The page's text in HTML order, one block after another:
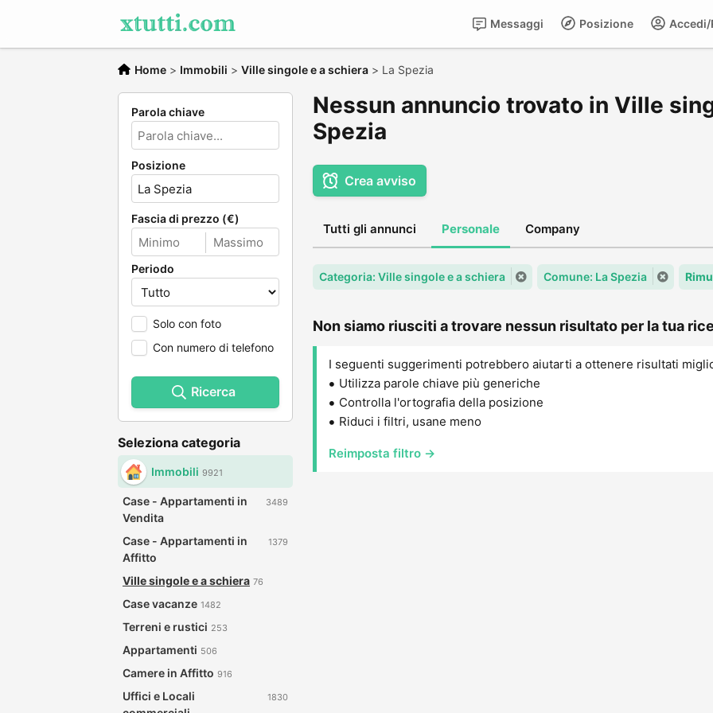
Posizione
Messaggi
Home > Immobili > Ville singole e a schiera > La Spezia
Parola chiave
Posizione
Fascia di prezzo (€)
Periodo
Solo con foto
Con numero di telefono
Ricerca
Seleziona categoria
Immobili 9921
Case - Appartamenti in
Vendita
3489
Case - Appartamenti in
Affitto
1379
Ville singole e a schiera 76
Case vacanze 1482
Terreni e rustici 253
Appartamenti 506
Camere in Affitto 916
Uffici e Locali
1830
Nessun annuncio trovato in Ville
Spezia
Crea avviso
Tutti gli annunci Personale Company
Categoria: Ville singole e a schiera Comune: La Spezia
Non siamo riusciti a trovare nessun risultato per la tua
I seguenti suggerimenti potrebbero aiutarti a ottenere risultati
Utilizza parole chiave più generiche
Controlla l'ortografia della posizione
Riduci i filtri, usane meno
Reimposta filtro →